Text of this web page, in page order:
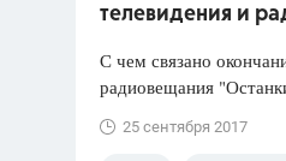
телевидения и
С чем связано
радиовещания
25 сентября 2017